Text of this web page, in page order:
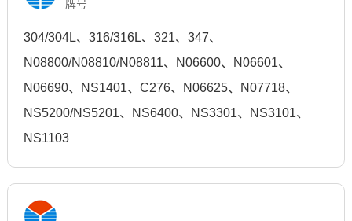
牌号
304/304L、316/316L、321、347、
N08800/N08810/N08811、N06600、N06601、
N06690、NS1401、C276、N06625、N07718、
NS5200/NS5201、NS6400、NS3301、NS3101、
NS1103